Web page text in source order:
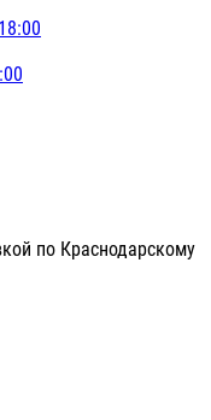
по Краснодарскому